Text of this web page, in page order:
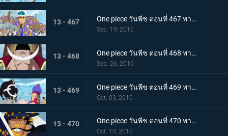
13 - 467 One piece วันพีช ตอนที่ 467 พากย์ไทย ถึงต้องตายก็จะช่วย การต่อสู้ของ ลูฟี่ กับ กองทัพเรือ เริ่มแล้ว
Sep. 19, 2010
13 - 468 One piece วันพีช ตอนที่ 468 พากย์ไทย สงครามยังคงดุเดือด! การต่อสู้ระหว่างผู้มีพลังพิเศษ
Sep. 26, 2010
13 - 469 One piece วันพีช ตอนที่ 469 พากย์ไทย เหตุผิดปกติที่เกิดจากคุมะ หมัดแห่งความโกรธของคุณอีวา
Oct. 03, 2010
13 - 470 One piece วันพีช ตอนที่ 470 พากย์ไทย สุดยอดนักดาบมิฮอว์ค คมดาบดำที่ฟาดใส่ลูฟี่
Oct. 10, 2010